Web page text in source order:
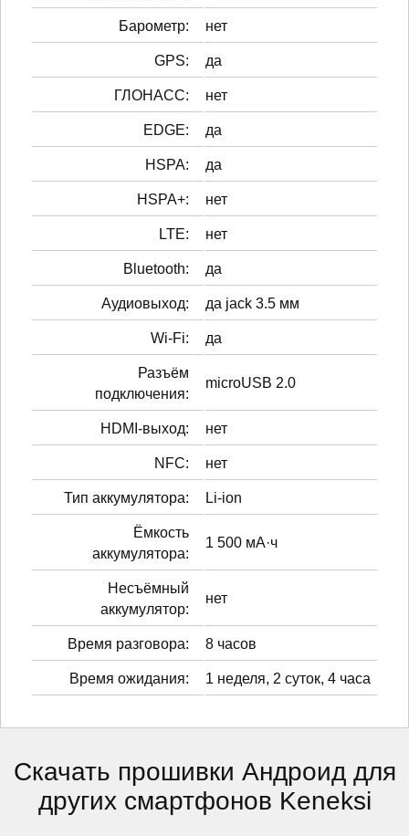
Барометр: нет
GPS: да
ГЛОНАСС: нет
EDGE: да
HSPA: да
HSPA+: нет
LTE: нет
Bluetooth: да
Аудиовыход: да jack 3.5 мм
Wi-Fi: да
Разъём
подключения:
microUSB 2.0
HDMI-выход: нет
NFC: нет
Тип аккумулятора: Li-ion
Ёмкость
аккумулятора:
1 500 мА·ч
Несъёмный
аккумулятор:
нет
Время разговора: 8 часов
Время ожидания: 1 неделя, 2 суток, 4 часа
Скачать прошивки Андроид для
других смартфонов Keneksi